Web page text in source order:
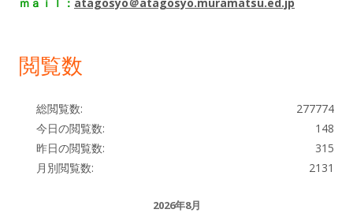
ン
バ
ー
閲覧数
277774
総閲覧数:
148
今日の閲覧数:
315
昨日の閲覧数:
2131
月別閲覧数:
2026年8月